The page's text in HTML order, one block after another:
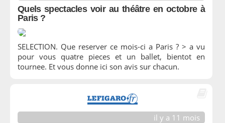
Quels spectacles voir au théâtre en octobre à
Paris ?
SELECTION. Que reserver ce mois-ci a Paris ? > a vu
pour vous quatre pieces et un ballet, bientot en
tournee. Et vous donne ici son avis sur chacun.
il y a 11 mois